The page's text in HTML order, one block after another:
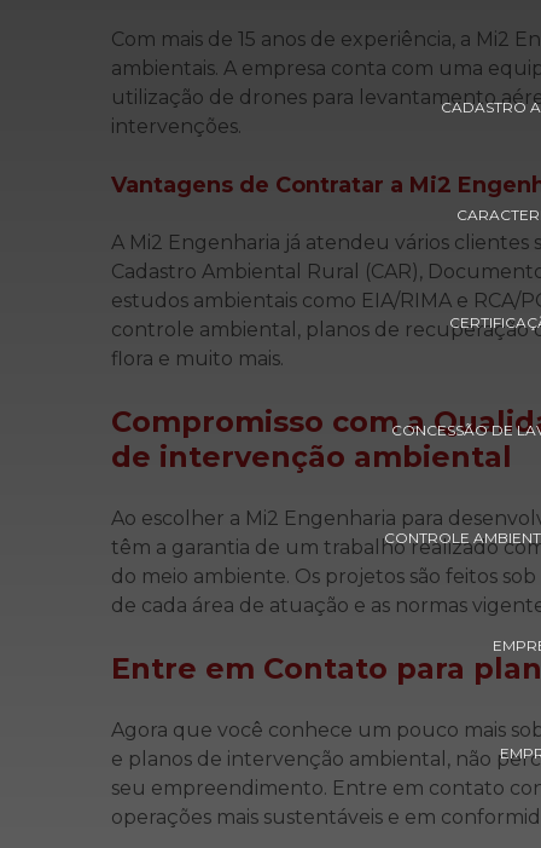
CADASTRO
CONCESSÃO DE
CONTROLE
Com mais de 15 anos de experiência, a Mi2
ambientais. A empresa conta com uma
utilização de drones para levantamento
intervenções.
Vantagens de Contratar a Mi2
A Mi2 Engenharia já atendeu vários clientes
Cadastro Ambiental Rural (CAR),
estudos ambientais como EIA/RIMA e RCA/
controle ambiental, planos de recuperação
flora e muito mais.
Compromisso com a
de intervenção ambiental
Ao escolher a Mi2 Engenharia para
têm a garantia de um trabalho realizado
do meio ambiente. Os projetos são feitos
de cada área de atuação e as normas
Entre em Contato para
Agora que você conhece um pouco mais
e planos de intervenção ambiental, não
seu empreendimento. Entre em contato
operações mais sustentáveis e em